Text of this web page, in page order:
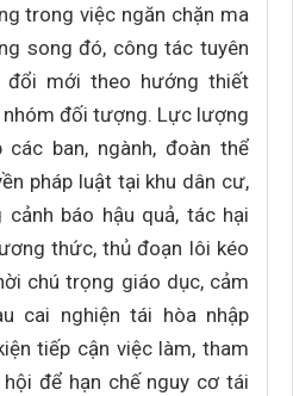
trong việc ngăn chặn ma
song đó, công tác tuyên
mới theo hướng thiết
đối tượng. Lực lượng
ban, ngành, đoàn thể
pháp luật tại khu dân cư,
báo hậu quả, tác hại
thức, thủ đoạn lôi kéo
chú trọng giáo dục, cảm
cai nghiện tái hòa nhập
tiếp cận việc làm, tham
để hạn chế nguy cơ tái